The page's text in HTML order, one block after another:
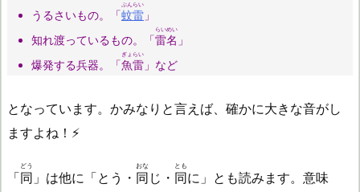
うるさいもの。「蚊雷
ぶんらい
」
知れ渡っているもの。「雷名
らいめい
」
爆発する兵器。「魚雷
ぎょらい
」など
となっています。かみなりと言えば、確かに大きな音がし
ますよね！⚡
「同
どう
」は他に「とう・ 同
おな
じ・ 同
とも
に」とも読みます。意味